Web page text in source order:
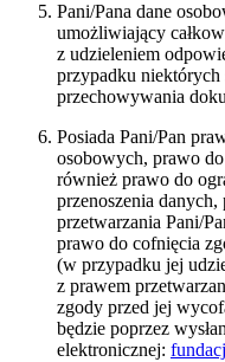
Pani/Pana dane
umożliwiający
z udzieleniem
przypadku niektórych
przechowywania
Posiada Pani/Pan
osobowych, prawo
również prawo do
przenoszenia
przetwarzania Pani/
prawo do cofnięcia
(w przypadku jej
z prawem
zgody przed jej
będzie poprzez
elektronicznej: